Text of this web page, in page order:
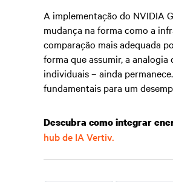
A implementação do NVIDIA
mudança na forma como a
comparação mais adequada
forma que assumir, a
individuais – ainda
fundamentais para um
Descubra como integrar
hub de IA Vertiv.